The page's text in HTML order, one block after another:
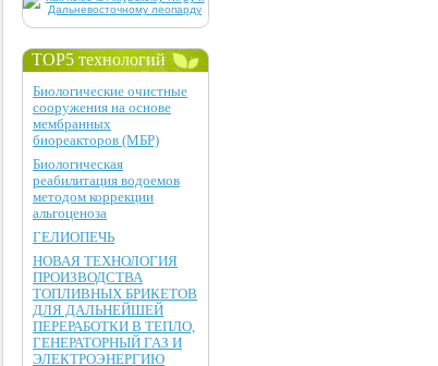
TOP5 технологий
Биологические очистные
сооружения на основе
мембранных
биореакторов (МБР)
Биологическая
реабилитация водоемов
методом коррекции
альгоценоза
ГЕЛИОПЕЧЬ
НОВАЯ ТЕХНОЛОГИЯ
ПРОИЗВОДСТВА
ТОПЛИВНЫХ БРИКЕТОВ
ДЛЯ ДАЛЬНЕЙШЕЙ
ПЕРЕРАБОТКИ В ТЕПЛО,
ГЕНЕРАТОРНЫЙ ГАЗ И
ЭЛЕКТРОЭНЕРГИЮ